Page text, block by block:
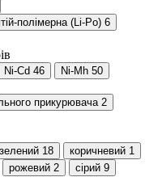
полімерна (Li-Po) 6
Ni-Cd 46 Ni-Mh 50
прикурювача 2
зелений 18 коричневий 1
рожевий 2 сірий 9